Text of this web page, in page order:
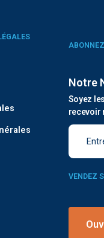
Notre
Soyez
recevoir
VENDEZ